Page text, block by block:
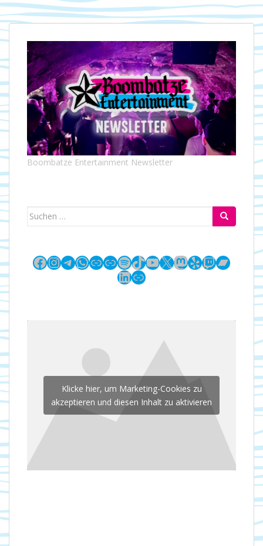
Boombatze Entertainment Newsletter
Suchen
Facebook
Instagram
Telegram
WhatsApp
LinkLinkSpotify
TikTok
YouTube
X Mastodon
YelpTwitch
LinkedIn
Link
Klicke hier, um Marketing-Cookies zu
akzeptieren und diesen Inhalt zu aktivieren